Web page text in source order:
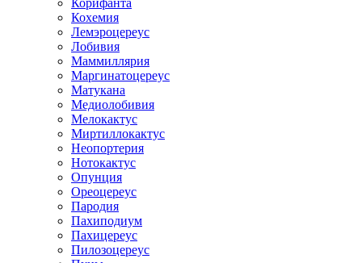
Корифанта
Кохемия
Лемэроцереус
Лобивия
Маммиллярия
Маргинатоцереус
Матукана
Медиолобивия
Мелокактус
Миртиллокактус
Неопортерия
Нотокактус
Опунция
Ореоцереус
Пародия
Пахиподиум
Пахицереус
Пилозоцереус